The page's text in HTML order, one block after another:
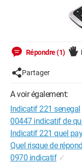
Répondre (1)
Partager
A voir également:
Indicatif 221 senegal
00447 indicatif de
Indicatif 221 quel
Quel risque de
0970 indicatif ✓